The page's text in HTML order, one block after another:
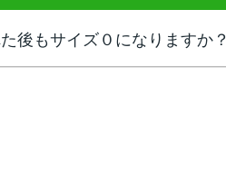
後もサイズ０になりますか？